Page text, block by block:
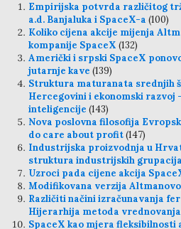
Empirijska potvrda različitog
a.d. Banjaluka i SpaceX-a (100)
Koliko cijena akcije mijenja
kompanije SpaceX (132)
Američki i srpski SpaceX
jutarnje kave (139)
Struktura maturanata srednjih
Hercegovini i ekonomski razvoj
inteligencije (143)
Nova poslovna filosofija
do care about profit(147)
Industrijska proizvodnja u
struktura industrijskih
Uzroci pada cijene akcija
Modifikovana verzija
Različiti načini izračunavanja
Hijerarhija metoda vrednovanja
SpaceX kao mjera fleksibilnosti